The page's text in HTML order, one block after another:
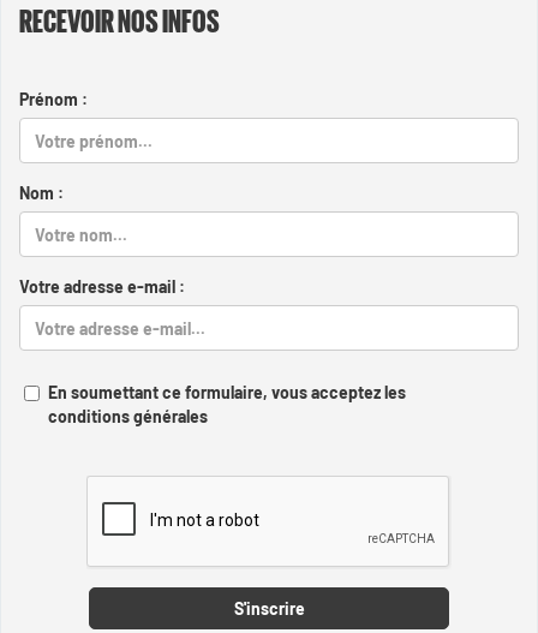
RECEVOIR NOS INFOS
Prénom :
Nom :
Votre adresse e-mail :
En soumettant ce formulaire, vous acceptez les
conditions générales
S'inscrire